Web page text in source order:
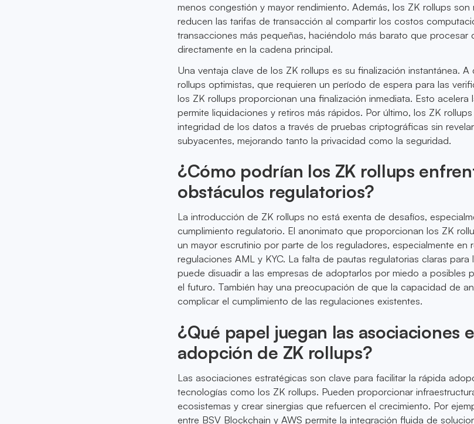
menos congestión y mayor rendimiento. Además, los ZK rollups son
reducen las tarifas de transacción al compartir los costos
transacciones más pequeñas, haciéndolo más barato que procesar
directamente en la cadena principal.
Una ventaja clave de los ZK rollups es su finalización instantánea. A
rollups optimistas, que requieren un período de espera para las
los ZK rollups proporcionan una finalización inmediata. Esto acelera
permite liquidaciones y retiros más rápidos. Por último, los ZK
integridad de los datos a través de pruebas criptográficas sin
subyacentes, mejorando tanto la privacidad como la seguridad.
¿Cómo podrían los ZK rollups
obstáculos regulatorios?
La introducción de ZK rollups no está exenta de desafíos,
cumplimiento regulatorio. El anonimato que proporcionan los ZK
un mayor escrutinio por parte de los reguladores, especialmente en
regulaciones AML y KYC. La falta de pautas regulatorias claras para
puede disuadir a las empresas de adoptarlos por miedo a posibles
el futuro. También hay una preocupación de que la capacidad de
complicar el cumplimiento de las regulaciones existentes.
¿Qué papel juegan las asociaciones
adopción de ZK rollups?
Las asociaciones estratégicas son clave para facilitar la rápida
tecnologías como los ZK rollups. Pueden proporcionar
ecosistemas y crear sinergias que refuercen el crecimiento. Por
entre BSV Blockchain y AWS permite la integración fluida de